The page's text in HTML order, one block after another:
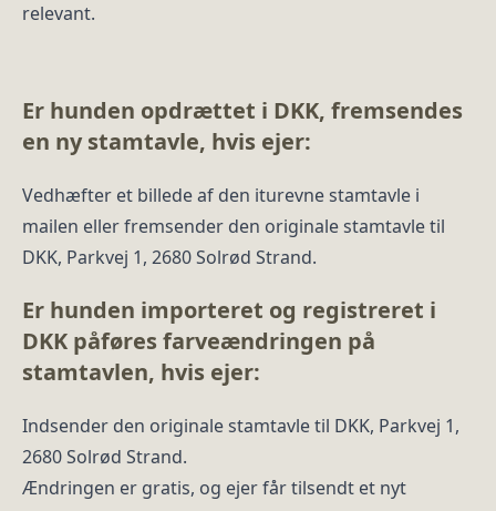
relevant.
Er hunden opdrættet i DKK, fremsendes
en ny stamtavle, hvis ejer:
Vedhæfter et billede af den iturevne stamtavle i
mailen eller fremsender den originale stamtavle til
DKK, Parkvej 1, 2680 Solrød Strand.
Er hunden importeret og registreret i
DKK påføres farveændringen på
stamtavlen, hvis ejer:
Indsender den originale stamtavle til DKK, Parkvej 1,
2680 Solrød Strand.
Ændringen er gratis, og ejer får tilsendt et nyt